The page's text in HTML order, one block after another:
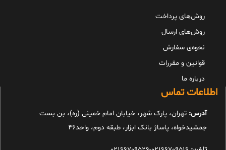
روش‌های پرداخت
روش‌های ارسال
نحوه‌ی سفارش
قوانین و مقررات
درباره ما
اطلاعات تماس
آدرس: تهران، پارک شهر، خیابان امام خمینی (ره)، بن بست
جمشیدخواه، پاساژ بانک ابزار، طبقه دوم، واحد46